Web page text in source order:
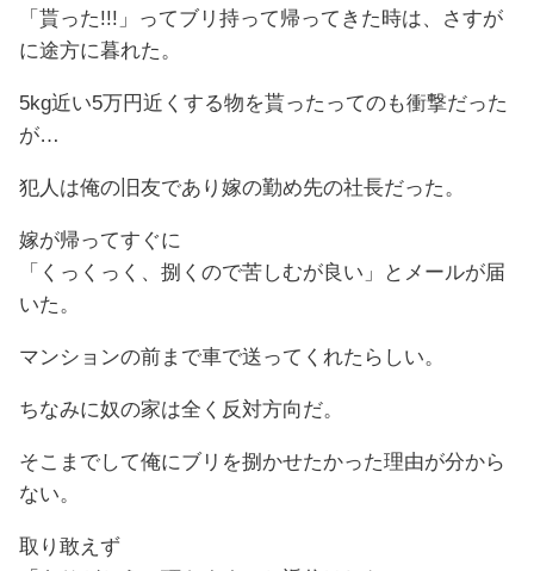
「貰った!!!」ってブリ持って帰ってきた時は、さすが
に途方に暮れた。
5kg近い5万円近くする物を貰ったってのも衝撃だった
が…
犯人は俺の旧友であり嫁の勤め先の社長だった。
嫁が帰ってすぐに
「くっくっく、捌くので苦しむが良い」とメールが届
いた。
マンションの前まで車で送ってくれたらしい。
ちなみに奴の家は全く反対方向だ。
そこまでして俺にブリを捌かせたかった理由が分から
ない。
取り敢えず